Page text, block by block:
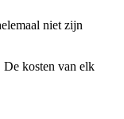
niet zijn
kosten van elk